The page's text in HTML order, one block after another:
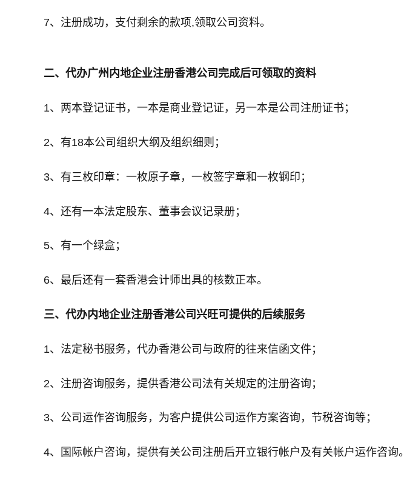
7、注册成功，支付剩余的款项,领取公司资料。
二、 代办广州内地企业注册香港公司完成后可领取的资料
1、两本登记证书，一本是商业登记证，另一本是公司注册证书；
2、有18本公司组织大纲及组织细则；
3、有三枚印章：一枚原子章，一枚签字章和一枚钢印；
4、还有一本法定股东、董事会议记录册；
5、有一个绿盒；
6、最后还有一套香港会计师出具的核数正本。
三、代办内地企业注册香港公司兴旺可提供的后续服务
1、法定秘书服务，代办香港公司与政府的往来信函文件；
2、注册咨询服务，提供香港公司法有关规定的注册咨询；
3、公司运作咨询服务，为客户提供公司运作方案咨询，节税咨询等；
4、国际帐户咨询，提供有关公司注册后开立银行帐户及有关帐户运作咨询。